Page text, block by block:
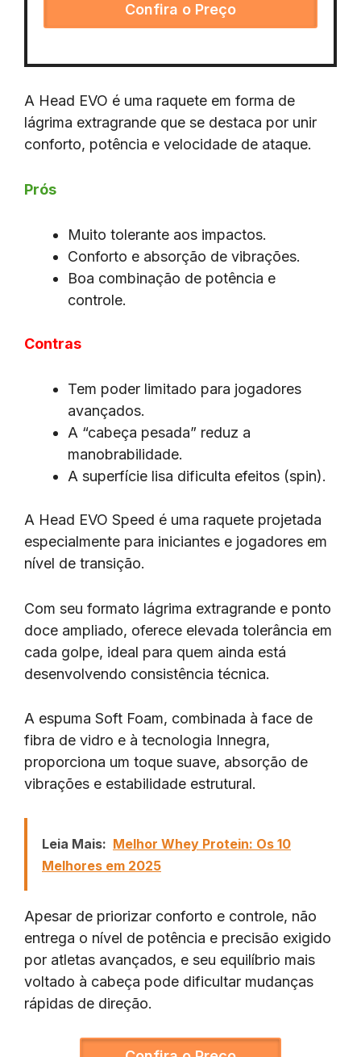
Confira o Preço
A Head EVO é uma raquete em forma de
lágrima extragrande que se destaca por unir
conforto, potência e velocidade de ataque.
Prós
Muito tolerante aos impactos.
Conforto e absorção de vibrações.
Boa combinação de potência e
controle.
Contras
Tem poder limitado para jogadores
avançados.
A “cabeça pesada” reduz a
manobrabilidade.
A superfície lisa dificulta efeitos (spin).
A Head EVO Speed é uma raquete projetada
especialmente para iniciantes e jogadores em
nível de transição.
Com seu formato lágrima extragrande e ponto
doce ampliado, oferece elevada tolerância em
cada golpe, ideal para quem ainda está
desenvolvendo consistência técnica.
A espuma Soft Foam, combinada à face de
fibra de vidro e à tecnologia Innegra,
proporciona um toque suave, absorção de
vibrações e estabilidade estrutural.
Leia Mais: Melhor Whey Protein: Os 10
Melhores em 2025
Apesar de priorizar conforto e controle, não
entrega o nível de potência e precisão exigido
por atletas avançados, e seu equilíbrio mais
voltado à cabeça pode dificultar mudanças
rápidas de direção.